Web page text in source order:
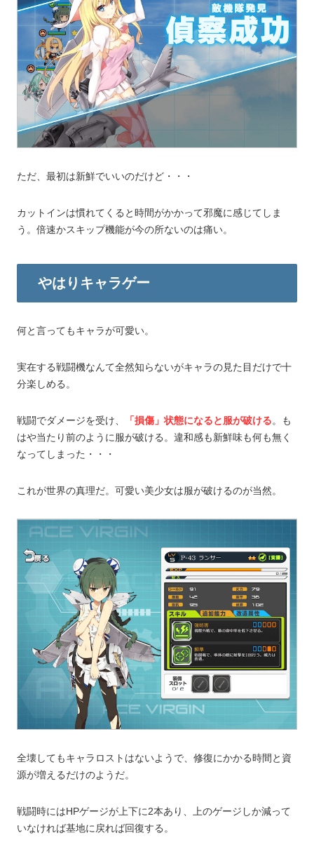
ただ、最初は新鮮でいいのだけど・・・
カットインは慣れてくると時間がかかって邪魔に感じてしま
う。倍速かスキップ機能が今の所ないのは痛い。
やはりキャラゲー
何と言ってもキャラが可愛い。
実在する戦闘機なんて全然知らないがキャラの見た目だけで十
分楽しめる。
戦闘でダメージを受け、 「損傷」状態になると服が破ける。も
はや当たり前のように服が破ける。違和感も新鮮味も何も無く
なってしまった・・・
これが世界の真理だ。可愛い美少女は服が破けるのが当然。
全壊してもキャラロストはないようで、修復にかかる時間と資
源が増えるだけのようだ。
戦闘時にはHPゲージが上下に2本あり、上のゲージしか減って
いなければ基地に戻れば回復する。